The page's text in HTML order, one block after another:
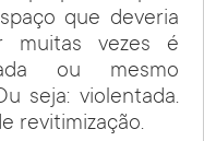
que deveria
muitas vezes é
ou mesmo
seja: violentada.
revitimização.